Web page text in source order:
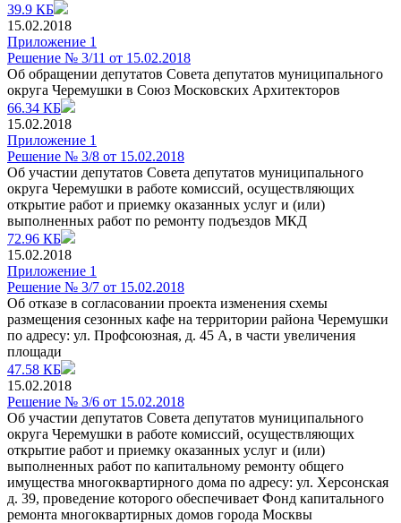
39.9 КБ
15.02.2018
Приложение 1
Решение № 3/11 от 15.02.2018
Об обращении депутатов Совета депутатов муниципального
округа Черемушки в Союз Московских Архитекторов
66.34 КБ
15.02.2018
Приложение 1
Решение № 3/8 от 15.02.2018
Об участии депутатов Совета депутатов муниципального
округа Черемушки в работе комиссий, осуществляющих
открытие работ и приемку оказанных услуг и (или)
выполненных работ по ремонту подъездов МКД
72.96 КБ
15.02.2018
Приложение 1
Решение № 3/7 от 15.02.2018
Об отказе в согласовании проекта изменения схемы
размещения сезонных кафе на территории района Черемушки
по адресу: ул. Профсоюзная, д. 45 А, в части увеличения
площади
47.58 КБ
15.02.2018
Решение № 3/6 от 15.02.2018
Об участии депутатов Совета депутатов муниципального
округа Черемушки в работе комиссий, осуществляющих
открытие работ и приемку оказанных услуг и (или)
выполненных работ по капитальному ремонту общего
имущества многоквартирного дома по адресу: ул. Херсонская
д. 39, проведение которого обеспечивает Фонд капитального
ремонта многоквартирных домов города Москвы